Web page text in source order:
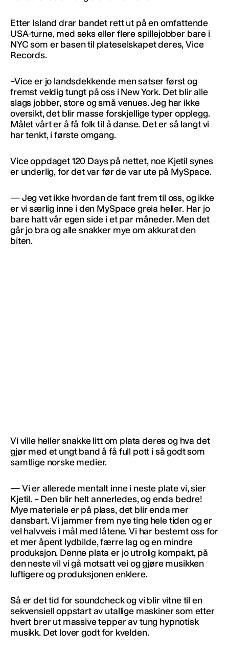
Etter Island drar bandet rett ut på en omfattende
USA-turne, med seks eller flere spillejobber bare i
NYC som er basen til plateselskapet deres, Vice
Records.
–Vice er jo landsdekkende men satser først og
fremst veldig tungt på oss i New York. Det blir alle
slags jobber, store og små venues. Jeg har ikke
oversikt, det blir masse forskjellige typer opplegg.
Målet vårt er å få folk til å danse. Det er så langt vi
har tenkt, i første omgang.
Vice oppdaget 120 Days på nettet, noe Kjetil synes
er underlig, for det var før de var ute på MySpace.
— Jeg vet ikke hvordan de fant frem til oss, og ikke
er vi særlig inne i den MySpace greia heller. Har jo
bare hatt vår egen side i et par måneder. Men det
går jo bra og alle snakker mye om akkurat den
biten.
Vi ville heller snakke litt om plata deres og hva det
gjør med et ungt band å få full pott i så godt som
samtlige norske medier.
— Vi er allerede mentalt inne i neste plate vi, sier
Kjetil. – Den blir helt annerledes, og enda bedre!
Mye materiale er på plass, det blir enda mer
dansbart. Vi jammer frem nye ting hele tiden og er
vel halvveis i mål med låtene. Vi har bestemt oss for
et mer åpent lydbilde, færre lag og en mindre
produksjon. Denne plata er jo utrolig kompakt, på
den neste vil vi gå motsatt vei og gjøre musikken
luftigere og produksjonen enklere.
Så er det tid for soundcheck og vi blir vitne til en
sekvensiell oppstart av utallige maskiner som etter
hvert brer ut massive tepper av tung hypnotisk
musikk. Det lover godt for kvelden.